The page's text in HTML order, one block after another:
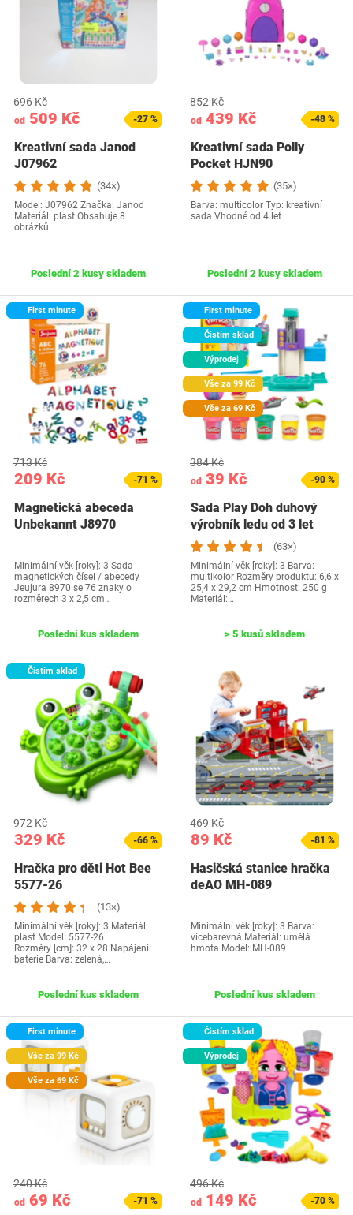
od 509 Kč
696 Kč
-27 %
Kreativní sada Janod
J07962
(34×)
Model: J07962 Značka: Janod
Materiál: plast Obsahuje 8
obrázků
Poslední 2 kusy skladem
od 439 Kč
852 Kč
-48 %
Kreativní sada Polly
Pocket HJN90
(35×)
Barva: multicolor Typ: kreativní
sada Vhodné od 4 let
Poslední 2 kusy skladem
First minute
209 Kč
713 Kč
-71 %
Magnetická abeceda
Unbekannt J8970
Minimální věk [roky]: 3 Sada
magnetických čísel / abecedy
Jeujura 8970 se 76 znaky o
rozměrech 3 x 2,5 cm…
Poslední kus skladem
First minute
Čistím sklad
Výprodej
Vše za 99 Kč
Vše za 69 Kč
od 39 Kč
384 Kč
-90 %
Sada Play Doh duhový
výrobník ledu od 3 let
(63×)
Minimální věk [roky]: 3 Barva:
multikolor Rozměry produktu: 6,6 x
25,4 x 29,2 cm Hmotnost: 250 g
Materiál:…
> 5 kusů skladem
Čistím sklad
329 Kč
972 Kč
-66 %
Hračka pro děti Hot Bee
5577-26
(13×)
Minimální věk [roky]: 3 Materiál:
plast Model: 5577-26
Rozměry [cm]: 32 x 28 Napájení:
baterie Barva: zelená,…
Poslední kus skladem
89 Kč
469 Kč
-81 %
Hasičská stanice hračka
deAO MH-089
Minimální věk [roky]: 3 Barva:
vícebarevná Materiál: umělá
hmota Model: ‎MH-089
Poslední kus skladem
First minute
Vše za 99 Kč
Vše za 69 Kč
od 69 Kč
240 Kč
-71 %
Čistím sklad
Výprodej
od 149 Kč
496 Kč
-70 %